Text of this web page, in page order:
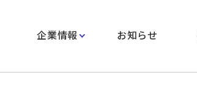
企業情報 お知らせ